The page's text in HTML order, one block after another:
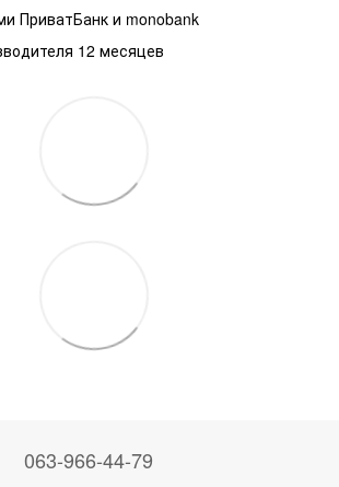
ПриватБанк и monobank
12 месяцев
063-966-44-79